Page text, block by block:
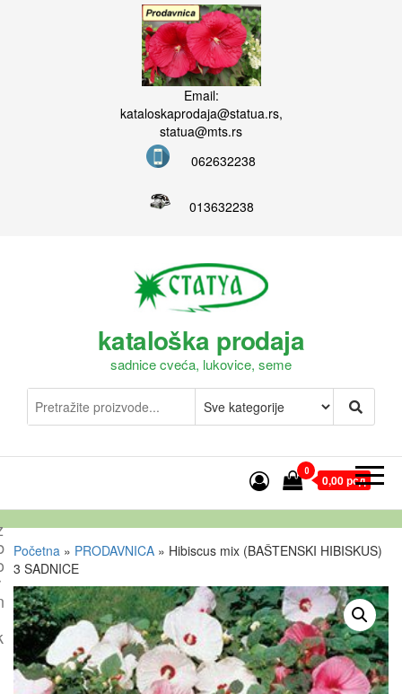
Email:
kataloskaprodaja@statua.rs,
statua@mts.rs
062632238
013632238
kataloška prodaja
sadnice cveća, lukovice, seme
0
0,00 рсд
Početna » PRODAVNICA » Hibiscus mix (BAŠTENSKI HIBISKUS)
3 SADNICE